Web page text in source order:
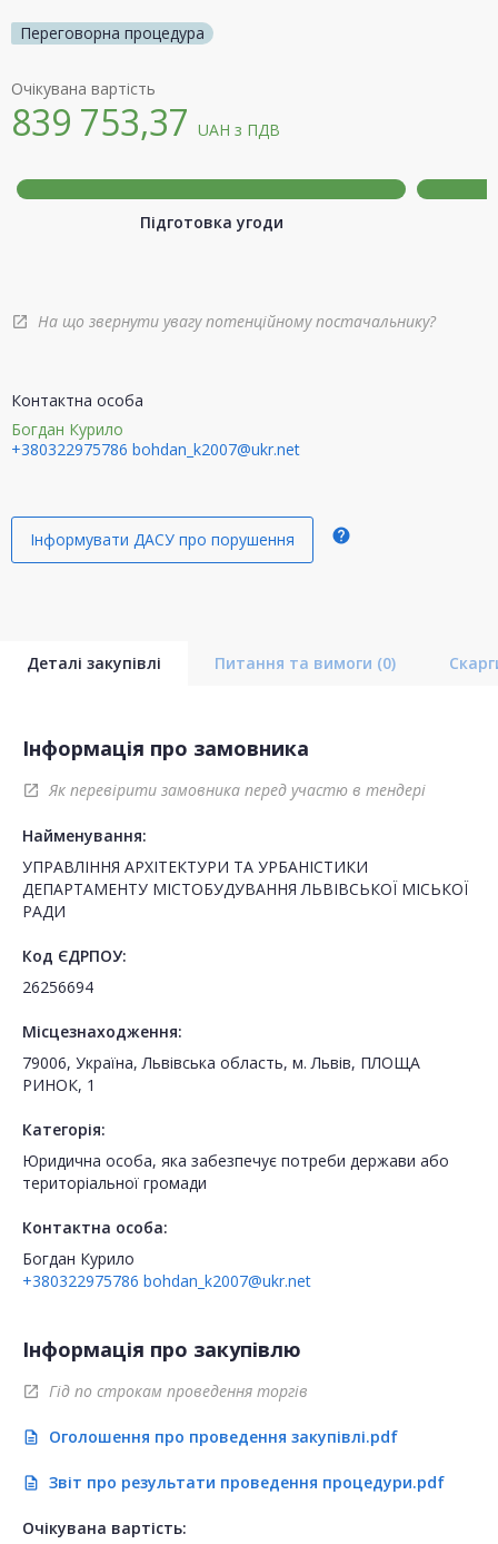
Переговорна процедура
Очікувана вартість
839 753,37 UAH з ПДВ
Підготовка угоди
open_in_new На що звернути увагу потенційному постачальнику?
Контактна особа
Богдан Курило
+380322975786 bohdan_k2007@ukr.net
Інформувати ДАСУ про порушення help
Деталі закупівлі Питання та вимоги (0)
Інформація про замовника
open_in_new Як перевірити замовника перед участю в тендері
Найменування:
УПРАВЛІННЯ АРХІТЕКТУРИ ТА УРБАНІСТИКИ
ДЕПАРТАМЕНТУ МІСТОБУДУВАННЯ ЛЬВІВСЬКОЇ МІСЬКОЇ
РАДИ
Код ЄДРПОУ:
26256694
Місцезнаходження:
79006, Україна, Львівська область, м. Львів, ПЛОЩА
РИНОК, 1
Категорія:
Юридична особа, яка забезпечує потреби держави або
територіальної громади
Контактна особа:
Богдан Курило
+380322975786 bohdan_k2007@ukr.net
Інформація про закупівлю
open_in_new Гід по строкам проведення торгів
description Оголошення про проведення закупівлі.pdf
description Звіт про результати проведення процедури.pdf
Очікувана вартість: